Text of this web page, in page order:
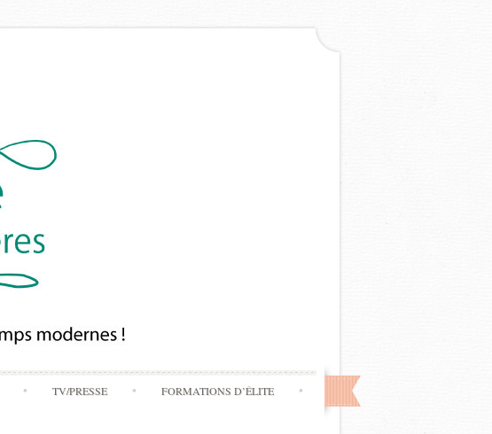
TV/PRESSE FORMATIONS D’ÉLITE